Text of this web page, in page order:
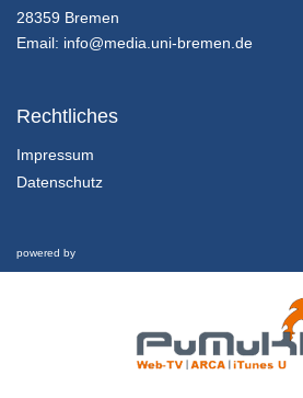
28359 Bremen
Email: info@media.uni-bremen.de
Rechtliches
Impressum
Datenschutz
powered by